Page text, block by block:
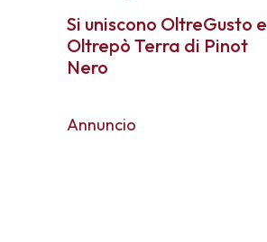
Si uniscono OltreGusto e
Oltrepò Terra di Pinot
Nero
Annuncio